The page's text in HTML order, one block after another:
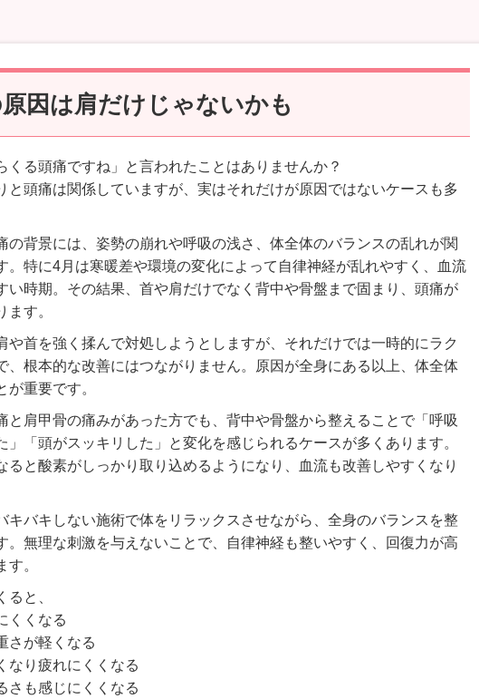
因は肩だけじゃないかも
くる頭痛ですね」と言われたことはありませんか？
と頭痛は関係していますが、実はそれだけが原因ではないケースも多
の背景には、姿勢の崩れや呼吸の浅さ、体全体のバランスの乱れが関
。特に4月は寒暖差や環境の変化によって自律神経が乱れやすく、血流
い時期。その結果、首や肩だけでなく背中や骨盤まで固まり、頭痛が
ます。
や首を強く揉んで対処しようとしますが、それだけでは一時的にラク
、根本的な改善にはつながりません。原因が全身にある以上、体全体
が重要です。
と肩甲骨の痛みがあった方でも、背中や骨盤から整えることで「呼吸
」「頭がスッキリした」と変化を感じられるケースが多くあります。
ると酸素がしっかり取り込めるようになり、血流も改善しやすくなり
キバキしない施術で体をリラックスさせながら、全身のバランスを整
。無理な刺激を与えないことで、自律神経も整いやすく、回復力が高
す。
ると、
くくなる
さが軽くなる
なり疲れにくくなる
さも感じにくくなる